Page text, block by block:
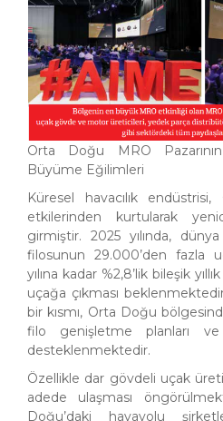
Orta Doğu MRO
Büyüme Eğilimleri
Küresel havacılık
etkilerinden kurtularak
girmiştir. 2025 yılında,
filosunun 29.000’den fazla
yılına kadar %2,8’lik bileşik
uçağa çıkması
bir kısmı, Orta Doğu
filo genişletme planları
desteklenmektedir.
Özellikle dar gövdeli uçak
adede ulaşması
Doğu’daki havayolu